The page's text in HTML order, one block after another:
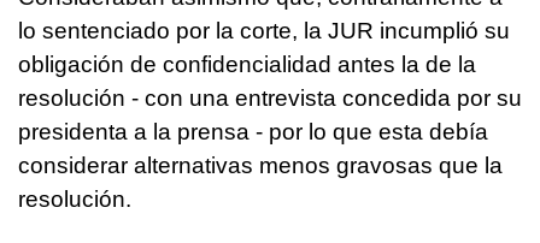
lo sentenciado por la corte, la JUR incumplió su
obligación de confidencialidad antes la de la
resolución - con una entrevista concedida por su
presidenta a la prensa - por lo que esta debía
considerar alternativas menos gravosas que la
resolución.